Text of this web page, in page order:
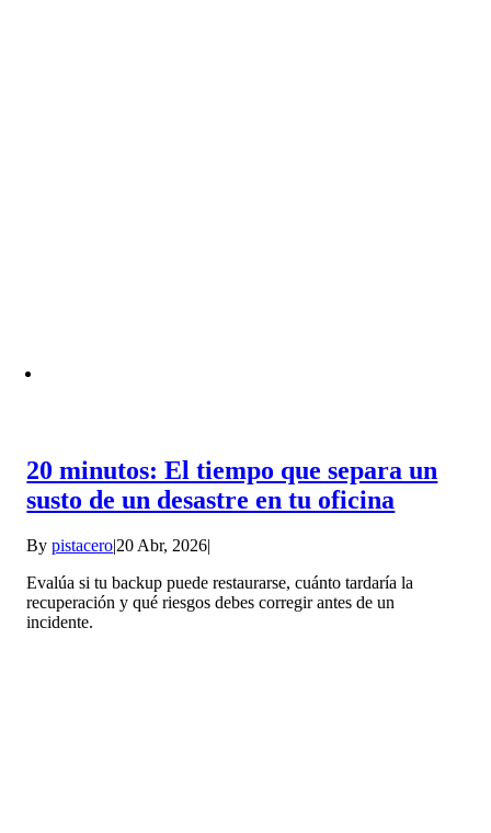
20 minutos: El tiempo que separa un
susto de un desastre en tu oficina
Bypistacero|20 Abr, 2026|
Evalúa si tu backup puede restaurarse, cuánto tardaría la
recuperación y qué riesgos debes corregir antes de un
incidente.